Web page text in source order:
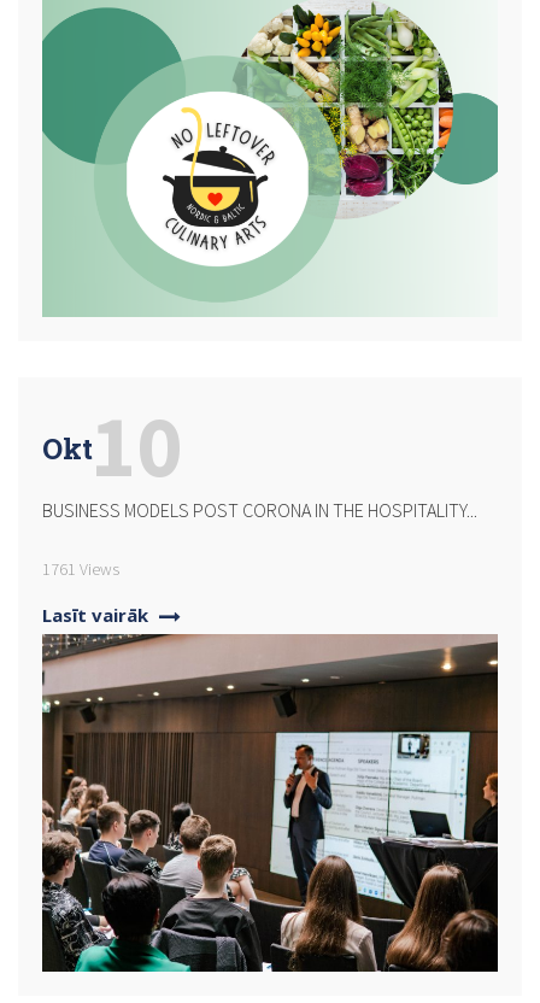
Okt
BUSINESS MODELS POST CORONA IN THE HOSPITALITY...
1761 Views
Lasīt vairāk
10